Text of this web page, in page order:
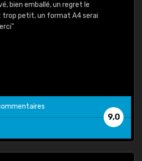
bien emballé, un regret le
petit, un format A4 serai
9,0